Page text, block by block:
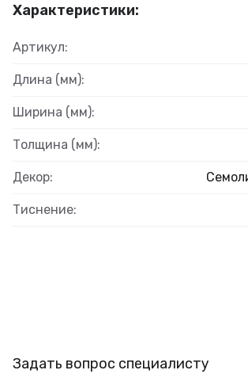
Характеристики:
Артикул:
Длина (мм):
Ширина (мм):
Толщина (мм):
Декор:
Тиснение:
Задать вопрос специалисту